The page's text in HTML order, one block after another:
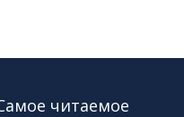
читаемое